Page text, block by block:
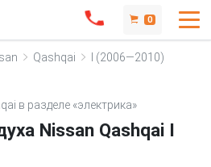
0
Qashqai
I (2006—2010)
в разделе «электрика»
Nissan Qashqai I